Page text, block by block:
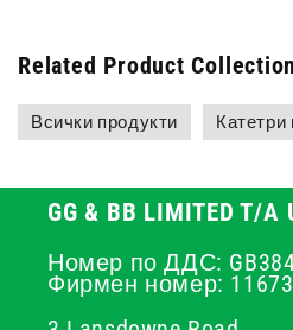
Related Product
Всички продукти Катетри
GG & BB LIMITED T/A
Номер по ДДС:
Фирмен номер: